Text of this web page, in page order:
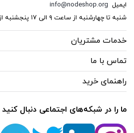
ایمیل info@nodeshop.org
شنبه تا چهارشنبه از ساعت ۹ الی ۱۷ پنجشنبه از ساعت ۹ الی ۱۳
خدمات مشتریان
تماس با ما
راهنمای خرید
ما را در شبکه‌های اجتماعی دنبال کنید